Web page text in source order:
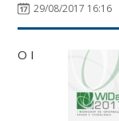
29/08/2017 16:16
O I